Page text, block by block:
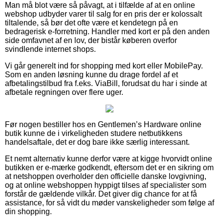
Man må blot være så påvagt, at i tilfælde af at en online
webshop udbyder varer til salg for en pris der er kolossalt
tiltalende, så bør det ofte være et kendetegn på en
bedragerisk e-forretning. Handler med kort er på den anden
side omfavnet af en lov, der bistår køberen overfor
svindlende internet shops.
Vi går generelt ind for shopping med kort eller MobilePay.
Som en anden løsning kunne du drage fordel af et
afbetalingstilbud fra f.eks. ViaBill, forudsat du har i sinde at
afbetale regningen over flere uger.
Før nogen bestiller hos en Gentlemen’s Hardware online
butik kunne de i virkeligheden studere netbutikkens
handelsaftale, det er dog bare ikke særlig interessant.
Et nemt alternativ kunne derfor være at kigge hvorvidt online
butikken er e-mærke godkendt, eftersom det er en sikring om
at netshoppen overholder den officielle danske lovgivning,
og at online webshoppen hyppigt tilses af specialister som
forstår de gældende vilkår. Det giver dig chance for at få
assistance, for så vidt du møder vanskeligheder som følge af
din shopping.